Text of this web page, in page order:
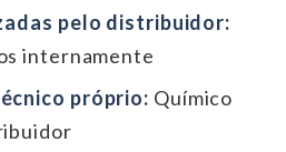
pelo distribuidor:
internamente
próprio: Químico